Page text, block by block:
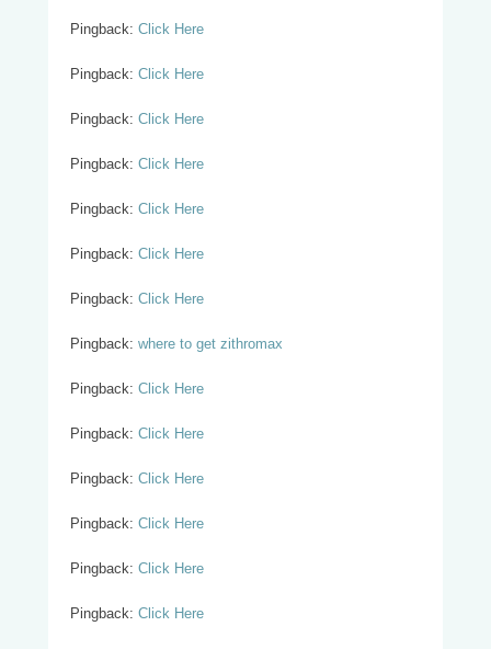
Pingback: Click Here
Pingback: Click Here
Pingback: Click Here
Pingback: Click Here
Pingback: Click Here
Pingback: Click Here
Pingback: Click Here
Pingback: where to get zithromax
Pingback: Click Here
Pingback: Click Here
Pingback: Click Here
Pingback: Click Here
Pingback: Click Here
Pingback: Click Here